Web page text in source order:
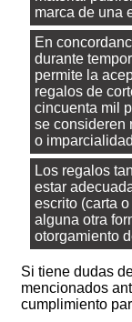
marca de una
En
durante
permite la
regalos de
cincuenta mil
se consideren
o
Los regalos
estar
escrito (carta
alguna otra
otorgamiento
Si tiene dudas
mencionados
cumplimiento